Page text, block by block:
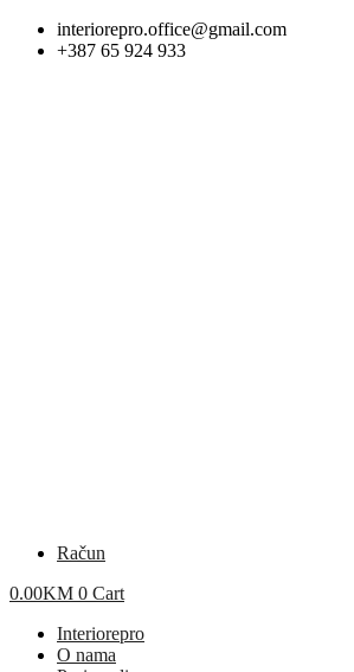
Skip
interiorepro.office@gmail.com
+387 65 924 933
Račun
0.00KM 0 Cart
Interiorepro
O nama